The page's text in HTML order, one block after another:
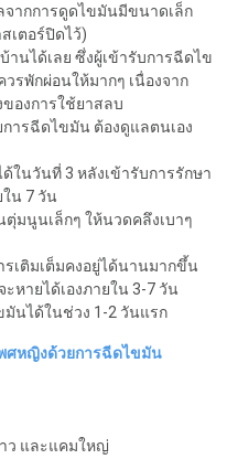
ากการดูดไขมันมีขนาดเล็ก
เตอร์ปิดไว้)
านได้เลย ซึ่งผู้เข้ารับการฉีดไข
รพักผ่อนให้มากๆ เนื่องจาก
ของการใช้ยาสลบ
ารฉีดไขมัน ต้องดูแลตนเอง
ในวันที่ 3 หลังเข้ารับการรักษา
น 7 วัน
มนูนเล็กๆ ให้นวดคลึงเบาๆ
เติมเต็มคงอยู่ได้นานมากขึ้น
หายได้เองภายใน 3-7 วัน
มันได้ในช่วง 1-2 วันแรก
ศหญิงด้วยการฉีดไขมัน
ว และแคมใหญ่